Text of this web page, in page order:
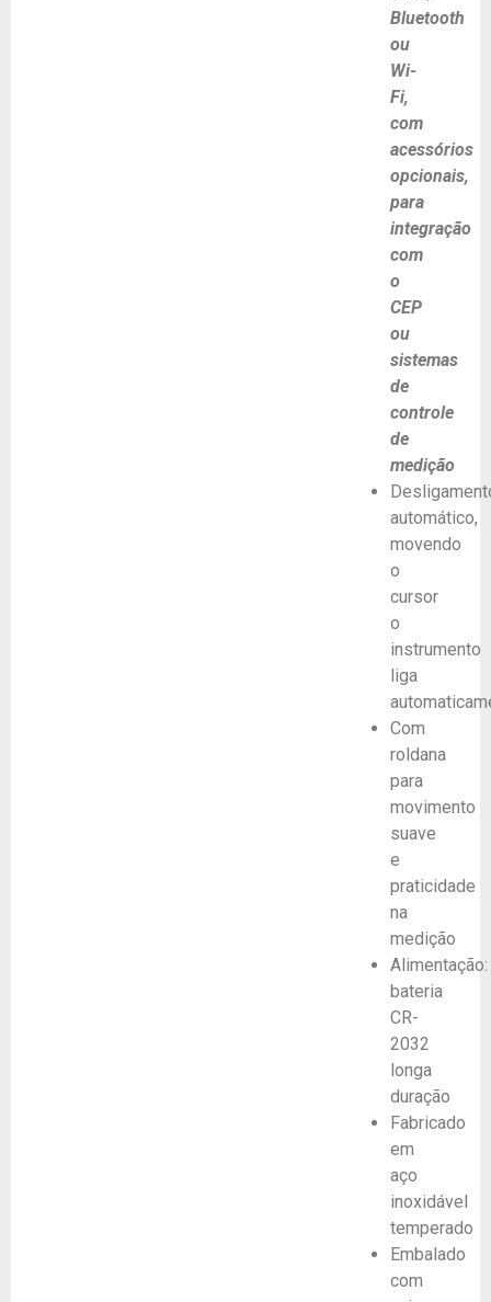
Bluetooth
ou
Wi-
Fi,
com
acessórios
opcionais,
para
integração
com
o
CEP
ou
sistemas
de
controle
de
medição
automático,
movendo
o
cursor
o
instrumento
liga
Com
roldana
para
movimento
suave
e
praticidade
na
medição
Alimentação:
bateria
CR-
2032
longa
duração
Fabricado
em
aço
inoxidável
temperado
Embalado
com